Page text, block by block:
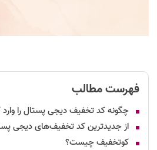
فهرست مطالب
چگونه کد تخفیف دیجی پستال را
از جدیدترین کد تخفیف‌های دیجی
کوتخفیف چیست؟